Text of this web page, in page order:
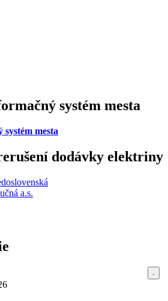
systém mesta
mesta
dodávky elektriny